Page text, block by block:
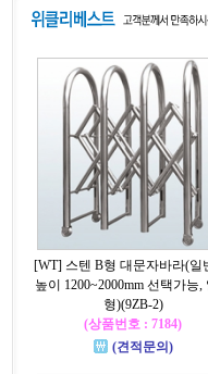
[WT] 스텐 B형 대문자바라(일
높이 1200~2000mm 선택가능,
형)(9ZB-2)
(상품번호 : 7184)
(견적문의)